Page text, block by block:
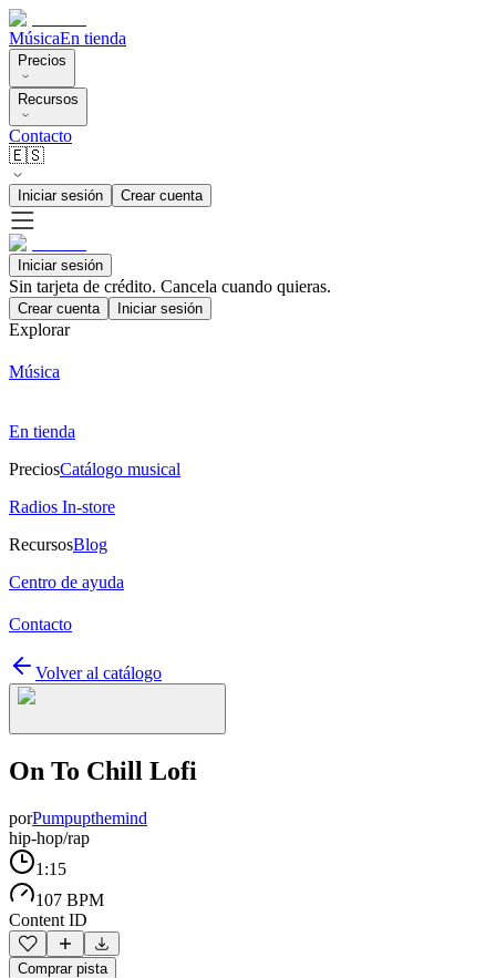
MúsicaEn tienda
Precios
Recursos
Contacto
🇪🇸
Iniciar sesión Crear cuenta
Iniciar sesión
Sin tarjeta de crédito. Cancela cuando quieras.
Crear cuenta Iniciar sesión
Explorar
Música
En tienda
PreciosCatálogo musical
Radios In-store
RecursosBlog
Centro de ayuda
Contacto
Volver al catálogo
On To Chill Lofi
porPumpupthemind
hip-hop/rap
1:15
107 BPM
Content ID
Comprar pista